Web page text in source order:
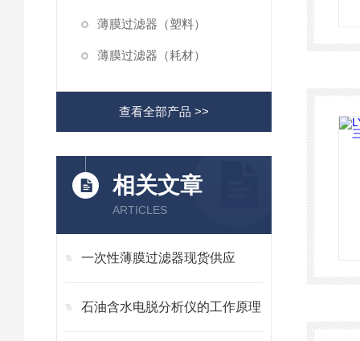
薄膜过滤器（塑料）
薄膜过滤器（耗材）
查看全部产品 >>
相关文章
ARTICLES
一次性薄膜过滤器现货供应
石油含水电脱分析仪的工作原理